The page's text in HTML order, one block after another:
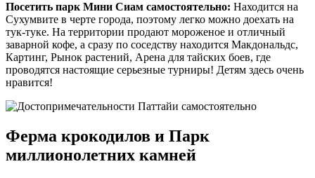
Посетить парк Мини Сиам самостоятельно: Находится на
Сухумвите в черте города, поэтому легко можно доехать на
тук-туке. На территории продают мороженое и отличный
заварной кофе, а сразу по соседству находится Макдональдс,
Картинг, Рынок растений, Арена для тайских боев, где
проводятся настоящие серьезные турниры! Детям здесь очень
нравится!
Ферма крокодилов и Парк
миллионолетних камней